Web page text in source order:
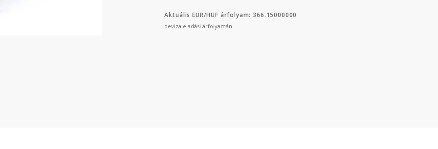
Aktuális EUR/HUF árfolyam: 366.15000000
deviza eladási árfolyamán